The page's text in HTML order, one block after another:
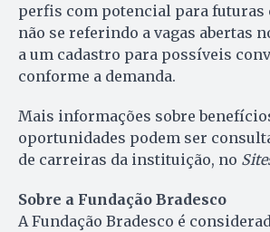
perfis com potencial para futuras
não se referindo a vagas abertas
a um cadastro para possíveis
conforme a demanda.
Mais informações sobre
oportunidades podem ser
de carreiras da instituição, no
Sobre a Fundação Bradesco
A Fundação Bradesco é